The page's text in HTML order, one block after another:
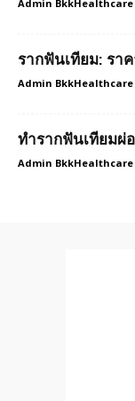
Admin BkkHealthcare
รากฟันเทียม: รา
Admin BkkHealthcare
ทำรากฟันเทียมผ่
Admin BkkHealthcare